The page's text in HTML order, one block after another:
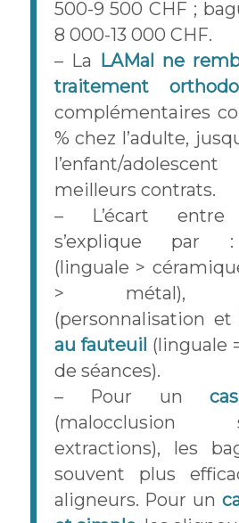
500-9 500 CHF ;
8 000-13 000 CHF.
– La LAMal ne
traitement
complémentaires
% chez l’adulte,
l’enfant/
meilleurs contrats.
– L’écart entre
s’explique
(linguale >
>
(personnalisation
au fauteuil (linguale
de séances).
– Pour un
(malocclusion
extractions), les
souvent plus
aligneurs. Pour un